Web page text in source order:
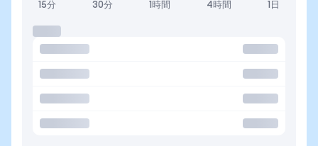
15分 30分 1時間 4時間 1日